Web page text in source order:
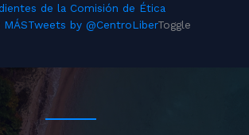
de la Comisión de Ética
MÁSTweets by @CentroLiberToggle